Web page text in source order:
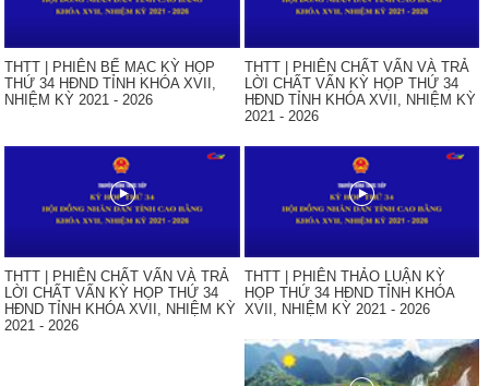
THTT | PHIÊN BẾ MẠC KỲ HỌP
THỨ 34 HĐND TỈNH KHÓA XVII,
NHIỆM KỲ 2021 - 2026
THTT | PHIÊN CHẤT VẤN VÀ TRẢ
LỜI CHẤT VẤN KỲ HỌP THỨ 34
HĐND TỈNH KHÓA XVII, NHIỆM KỲ
2021 - 2026
THTT | PHIÊN CHẤT VẤN VÀ TRẢ
LỜI CHẤT VẤN KỲ HỌP THỨ 34
HĐND TỈNH KHÓA XVII, NHIỆM KỲ
2021 - 2026
THTT | PHIÊN THẢO LUẬN KỲ
HỌP THỨ 34 HĐND TỈNH KHÓA
XVII, NHIỆM KỲ 2021 - 2026